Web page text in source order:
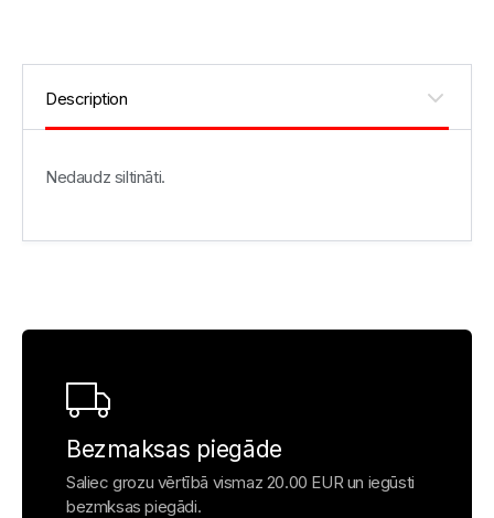
Nedaudz siltināti.
Bezmaksas piegāde
Saliec grozu vērtībā vismaz 20.00 EUR un iegūsti
bezmksas piegādi.